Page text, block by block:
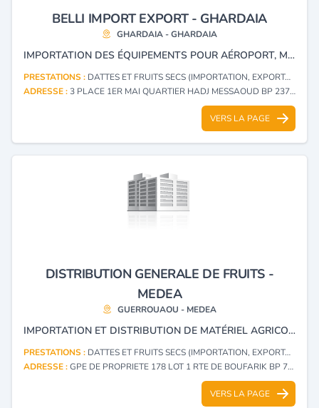
BELLI IMPORT EXPORT - GHARDAIA
GHARDAIA - GHARDAIA
IMPORTATION DES ÉQUIPEMENTS POUR AÉROPORT, MATÉRIEL ASCENSEUR, EXPORTATION DES PRODUITS AGROALIMENTAIRES, DATTES, HUILES D'OLIVE, FRUITS ET LÉGUMES.
PRESTATIONS : DATTES ET FRUITS SECS (IMPORTATION, EXPORTATION)
ADRESSE :3 PLACE 1ER MAI QUARTIER HADJ MESSAOUD BP 237 GHARDAIA - GHARDAIA
VERS LA PAGE
DISTRIBUTION GENERALE DE FRUITS -
MEDEA
GUERROUAOU - MEDEA
IMPORTATION ET DISTRIBUTION DE MATÉRIEL AGRICOLE. IMPORTATION ET DISTRIBUTION DE FRUITS ET LÉGUMES.
PRESTATIONS : DATTES ET FRUITS SECS (IMPORTATION, EXPORTATION)
ADRESSE :GPE DE PROPRIETE 178 LOT 1 RTE DE BOUFARIK BP 73 GUERROUAOU - MEDEA
VERS LA PAGE